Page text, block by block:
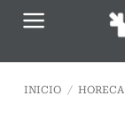
Saltar
INICIO / HORECA